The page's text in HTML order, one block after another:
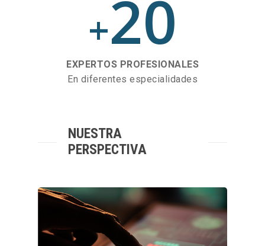
+20
EXPERTOS PROFESIONALES
En diferentes especialidades
NUESTRA
PERSPECTIVA